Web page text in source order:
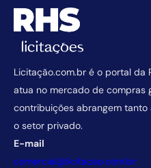
Licitação.com.br é o portal da
atua no mercado de compras
contribuições abrangem
o setor privado.
E-mail
comercial@licitacao.com.br